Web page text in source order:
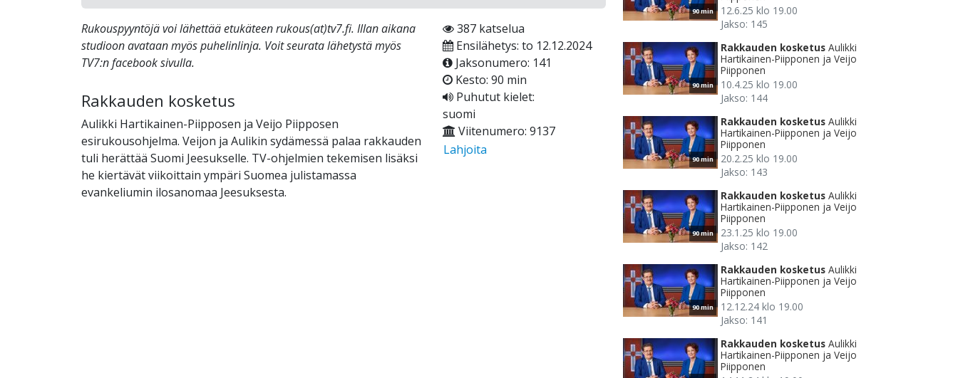
Rukouspyyntöjä voi lähettää etukäteen rukous(at)tv7.fi. Illan aikana
studioon avataan myös puhelinlinja. Voit seurata lähetystä myös
TV7:n facebook sivulla.
Rakkauden kosketus
Aulikki Hartikainen-Piipposen ja Veijo Piipposen
esirukousohjelma. Veijon ja Aulikin sydämessä palaa rakkauden
tuli herättää Suomi Jeesukselle. TV-ohjelmien tekemisen lisäksi
he kiertävät viikoittain ympäri Suomea julistamassa
evankeliumin ilosanomaa Jeesuksesta.
387 katselua
Ensilähetys: to 12.12.2024
Jaksonumero: 141
Kesto: 90 min
Puhutut kielet:
suomi
Viitenumero: 9137
Lahjoita
90 min
12.6.25 klo 19.00
Jakso: 145
90 min
Rakkauden kosketus Aulikki
Hartikainen-Piipponen ja Veijo
Piipponen
10.4.25 klo 19.00
Jakso: 144
90 min
Rakkauden kosketus Aulikki
Hartikainen-Piipponen ja Veijo
Piipponen
20.2.25 klo 19.00
Jakso: 143
90 min
Rakkauden kosketus Aulikki
Hartikainen-Piipponen ja Veijo
Piipponen
23.1.25 klo 19.00
Jakso: 142
90 min
Rakkauden kosketus Aulikki
Hartikainen-Piipponen ja Veijo
Piipponen
12.12.24 klo 19.00
Jakso: 141
Rakkauden kosketus Aulikki
Hartikainen-Piipponen ja Veijo
Piipponen